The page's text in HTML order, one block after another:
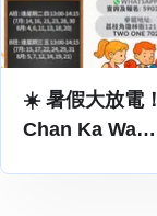
☀️ 暑假大放電！
Chan Ka Wa